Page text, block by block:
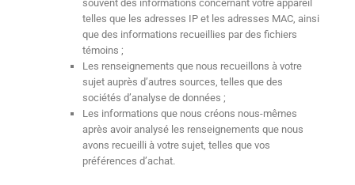
souvent des informations concernant votre appareil
telles que les adresses IP et les adresses MAC, ainsi
que des informations recueillies par des fichiers
témoins ;
Les renseignements que nous recueillons à votre
sujet auprès d’autres sources, telles que des
sociétés d’analyse de données ;
Les informations que nous créons nous-mêmes
après avoir analysé les renseignements que nous
avons recueilli à votre sujet, telles que vos
préférences d’achat.